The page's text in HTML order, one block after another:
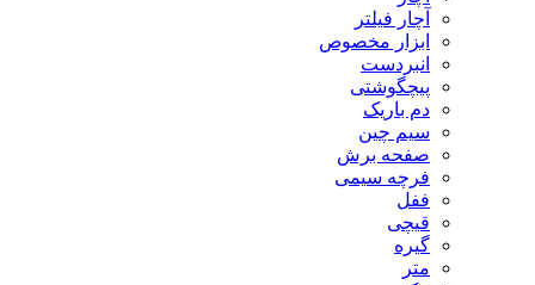
آچار فیلتر
ابزار مخصوص
انبردست
پیچگوشتی
دم باریک
سیم چین
صفحه برش
فرچه سیمی
ففل
قیچی
گیره
متر